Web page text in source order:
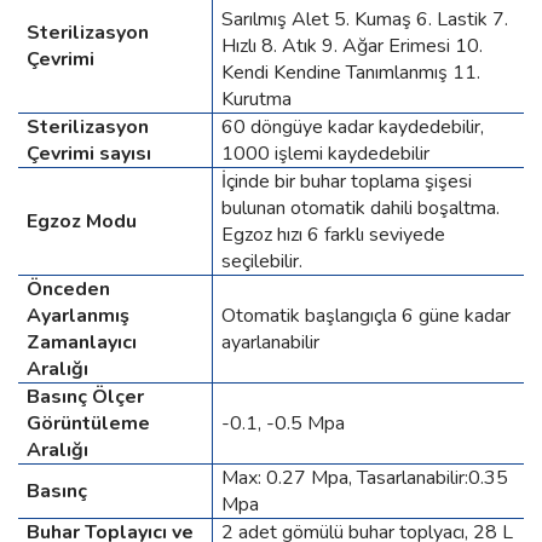
Sterilizasyon
Çevrimi
Sarılmış Alet 5. Kumaş 6. Lastik 7.
Hızlı 8. Atık 9. Ağar Erimesi 10.
Kendi Kendine Tanımlanmış 11.
Kurutma
Sterilizasyon
Çevrimi sayısı
60 döngüye kadar kaydedebilir,
1000 işlemi kaydedebilir
Egzoz Modu
İçinde bir buhar toplama şişesi
bulunan otomatik dahili boşaltma.
Egzoz hızı 6 farklı seviyede
seçilebilir.
Önceden
Ayarlanmış
Zamanlayıcı
Aralığı
Otomatik başlangıçla 6 güne kadar
ayarlanabilir
Basınç Ölçer
Görüntüleme
Aralığı
-0.1, -0.5 Mpa
Basınç
Max: 0.27 Mpa, Tasarlanabilir:0.35
Mpa
Buhar Toplayıcı ve
2 adet gömülü buhar toplyacı, 28 L